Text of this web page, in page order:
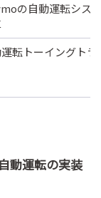
の自動運転シス
転トーイングトラ
動運転の実装